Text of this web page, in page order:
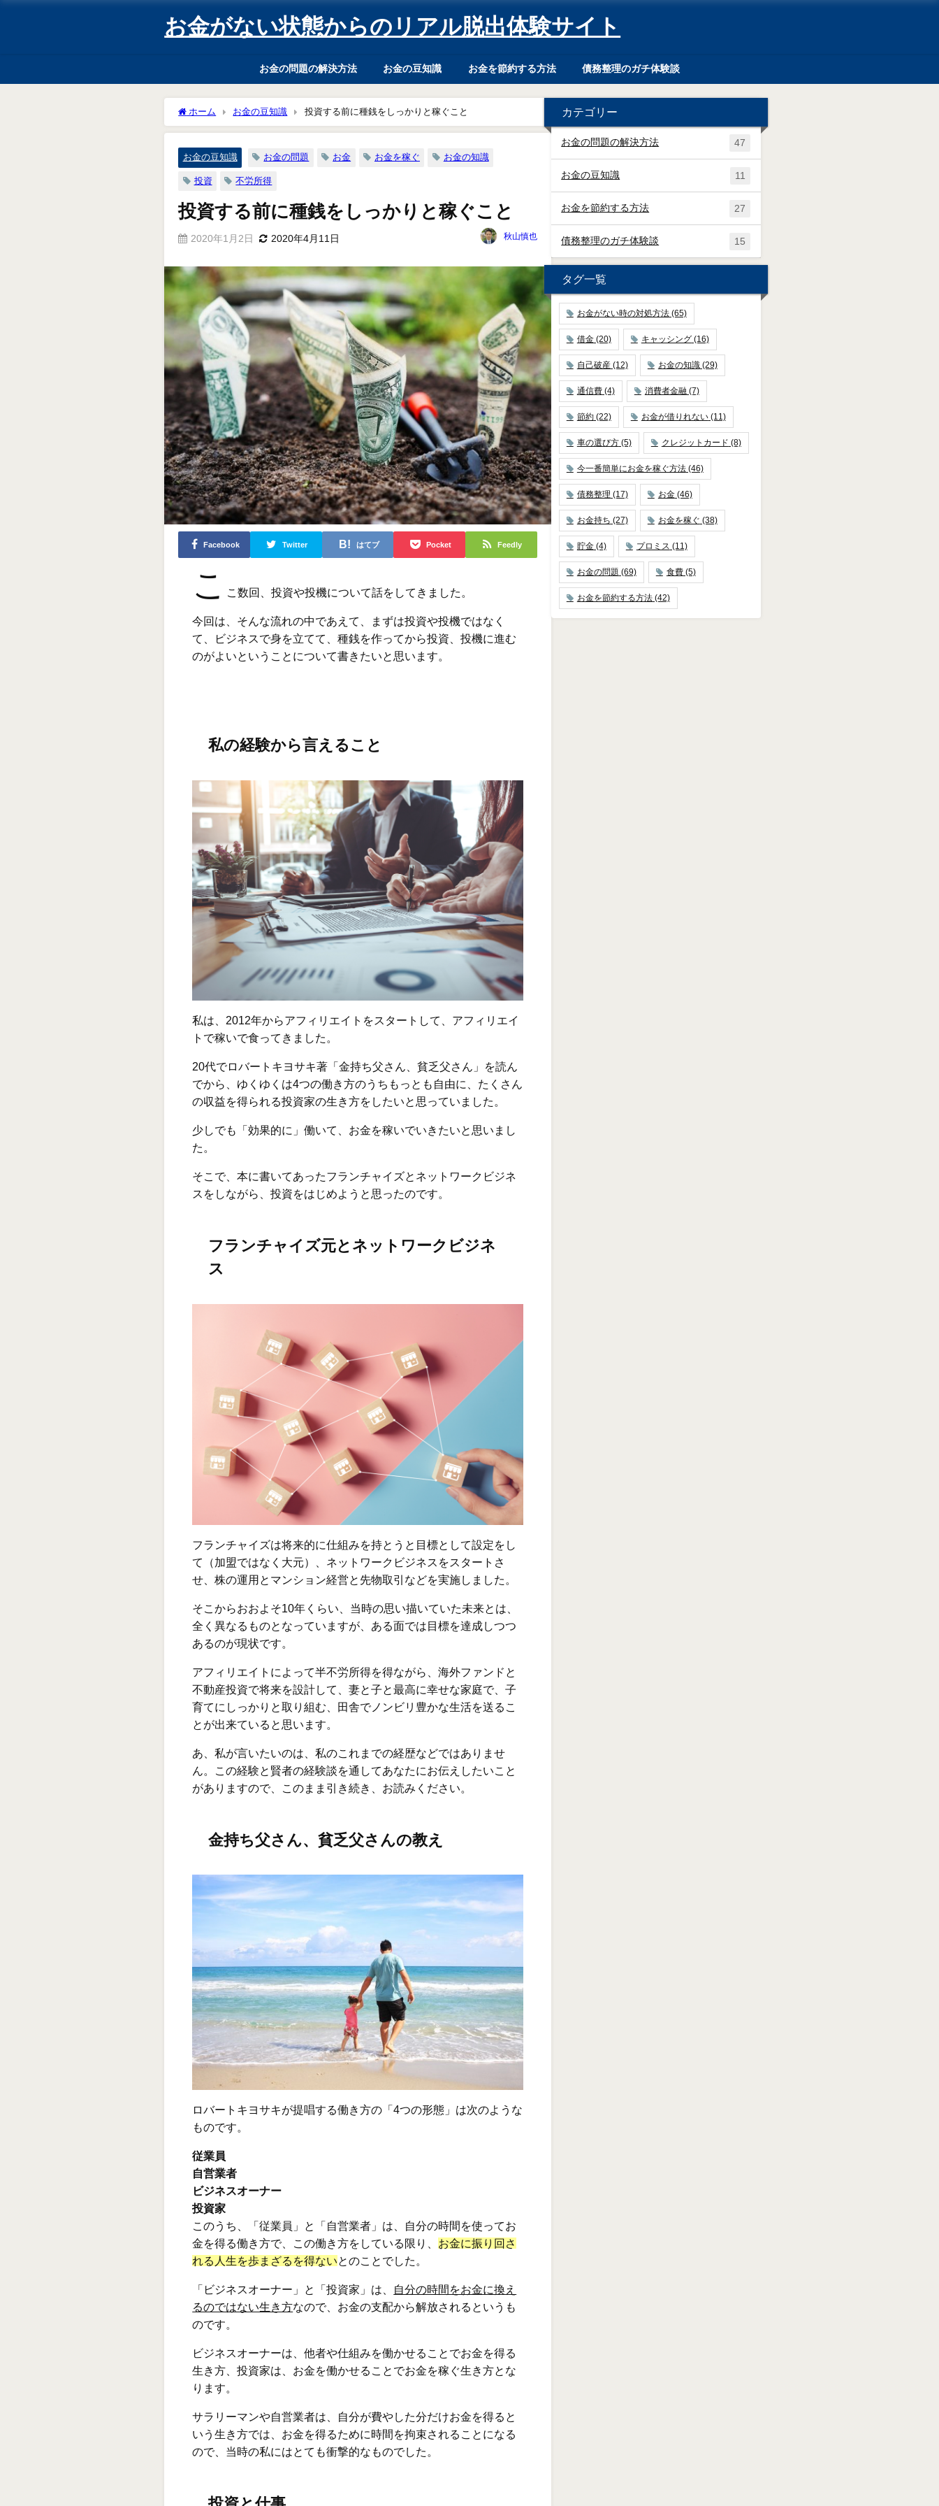
お金がない状態からのリアル脱出体験サイト
お金の問題の解決方法 お金の豆知識 お金を節約する方法 債務整理のガチ体験談
ホーム お金の豆知識 投資する前に種銭をしっかりと稼ぐこと
お金の豆知識 お金の問題 お金 お金を稼ぐ お金の知識
投資 不労所得
投資する前に種銭をしっかりと稼ぐこと
2020年1月2日 2020年4月11日 秋山慎也
Facebook Twitter はてブ Pocket Feedly
こ こ数回、投資や投機について話をしてきました。
今回は、そんな流れの中であえて、まずは投資や投機ではなく
て、ビジネスで身を立てて、種銭を作ってから投資、投機に進む
のがよいということについて書きたいと思います。
私の経験から言えること
私は、2012年からアフィリエイトをスタートして、アフィリエイ
トで稼いで食ってきました。
20代でロバートキヨサキ著「金持ち父さん、貧乏父さん」を読ん
でから、ゆくゆくは4つの働き方のうちもっとも自由に、たくさん
の収益を得られる投資家の生き方をしたいと思っていました。
少しでも「効果的に」働いて、お金を稼いでいきたいと思いまし
た。
そこで、本に書いてあったフランチャイズとネットワークビジネ
スをしながら、投資をはじめようと思ったのです。
フランチャイズ元とネットワークビジネ
ス
フランチャイズは将来的に仕組みを持とうと目標として設定をし
て（加盟ではなく大元）、ネットワークビジネスをスタートさ
せ、株の運用とマンション経営と先物取引などを実施しました。
そこからおおよそ10年くらい、当時の思い描いていた未来とは、
全く異なるものとなっていますが、ある面では目標を達成しつつ
あるのが現状です。
アフィリエイトによって半不労所得を得ながら、海外ファンドと
不動産投資で将来を設計して、妻と子と最高に幸せな家庭で、子
育てにしっかりと取り組む、田舎でノンビリ豊かな生活を送るこ
とが出来ていると思います。
あ、私が言いたいのは、私のこれまでの経歴などではありませ
ん。この経験と賢者の経験談を通してあなたにお伝えしたいこと
がありますので、このまま引き続き、お読みください。
金持ち父さん、貧乏父さんの教え
ロバートキヨサキが提唱する働き方の「4つの形態」は次のような
ものです。
従業員
自営業者
ビジネスオーナー
投資家
このうち、「従業員」と「自営業者」は、自分の時間を使ってお
金を得る働き方で、この働き方をしている限り、 お金に振り回さ
れる人生を歩まざるを得ないとのことでした。
「ビジネスオーナー」と「投資家」は、
自分の時間をお金に換え
るのではない生き方なので、お金の支配から解放されるというも
のです。
ビジネスオーナーは、他者や仕組みを働かせることでお金を得る
生き方、投資家は、お金を働かせることでお金を稼ぐ生き方とな
ります。
サラリーマンや自営業者は、自分が費やした分だけお金を得ると
いう生き方では、お金を得るために時間を拘束されることになる
ので、当時の私にはとても衝撃的なものでした。
カテゴリー
お金の問題の解決方法 47
お金の豆知識 11
お金を節約する方法 27
債務整理のガチ体験談 15
タグ一覧
お金がない時の対処方法(65)
借金(20) キャッシング(16)
自己破産(12) お金の知識(29)
通信費(4) 消費者金融 (7)
節約(22) お金が借りれない(11)
車の選び方(5) クレジットカード (8)
今一番簡単にお金を稼ぐ方法(46)
債務整理 (17) お金(46)
お金持ち (27) お金を稼ぐ (38)
貯金(4) プロミス (11)
お金の問題 (69) 食費(5)
お金を節約する方法(42)